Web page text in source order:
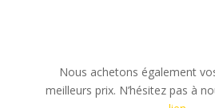
Nous achetons également
meilleurs prix. N’hésitez pas à